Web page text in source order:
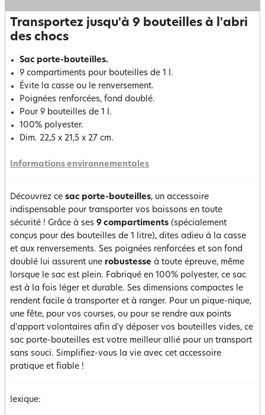
Transportez jusqu'à 9 bouteilles à l'abri
des chocs
Sac porte-bouteilles.
9 compartiments pour bouteilles de 1 l.
Évite la casse ou le renversement.
Poignées renforcées, fond doublé.
Pour 9 bouteilles de 1 l.
100% polyester.
Dim. 22,5 x 21,5 x 27 cm.
Informations environnementales
Découvrez ce sac porte-bouteilles, un accessoire
indispensable pour transporter vos boissons en toute
sécurité ! Grâce à ses 9 compartiments (spécialement
conçus pour des bouteilles de 1 litre), dites adieu à la casse
et aux renversements. Ses poignées renforcées et son fond
doublé lui assurent une robustesse à toute épreuve, même
lorsque le sac est plein. Fabriqué en 100% polyester, ce sac
est à la fois léger et durable. Ses dimensions compactes le
rendent facile à transporter et à ranger. Pour un pique-nique,
une fête, pour vos courses, ou pour se rendre aux points
d'apport volontaires afin d'y déposer vos bouteilles vides, ce
sac porte-bouteilles est votre meilleur allié pour un transport
sans souci. Simplifiez-vous la vie avec cet accessoire
pratique et fiable !
lexique: